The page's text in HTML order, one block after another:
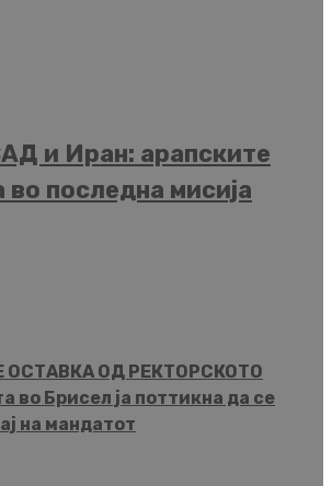
и Иран: арапските
во последна мисија
ОСТАВКА ОД РЕКТОРСКОТО
во Брисел ја поттикна да се
на мандатот